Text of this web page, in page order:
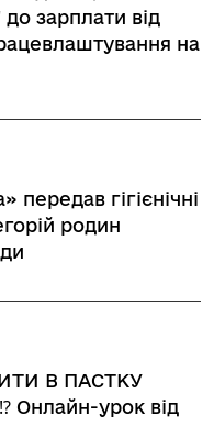
зарплати від
на
гігієнічні
родин
В ПАСТКУ
урок від